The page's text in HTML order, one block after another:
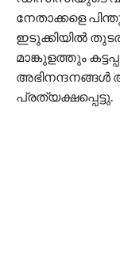
നേതാക്കളെ
ഇടുക്കിയിൽ
മാങ്കുളത്തും
പ്രത്യക്ഷപ്പെട്ടു.